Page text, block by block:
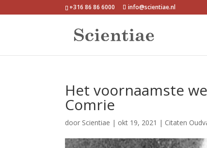
+316 86 86 6000 info@scientiae.nl
Het voornaamste
Comrie
door Scientiae | okt 19, 2021 | Citaten